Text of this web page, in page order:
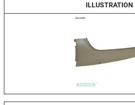
ILLUSTRATION